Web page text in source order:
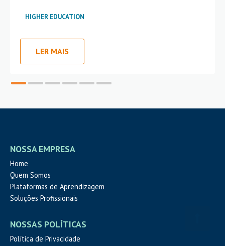
HIGHER EDUCATION
LER MAIS
NOSSA EMPRESA
Home
Quem Somos
Plataformas de Aprendizagem
Soluções Profissionais
NOSSAS POLÍTICAS
Política de Privacidade